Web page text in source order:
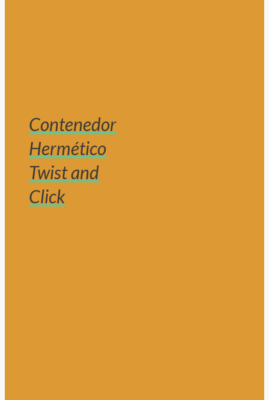
Contenedor
Hermético
Twist and
Click